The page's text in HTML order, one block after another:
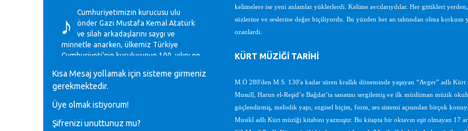
♪
Cumhuriyetimizin kurucusu ulu
önder Gazi Mustafa Kemal Atatürk
ve silah arkadaşlarını saygı ve
minnetle anarken, ülkemiz Türkiye
Cumhuriyeti’nin kuruluşunun 100. yılını en
Mavi Nota - 28.10.2023
Müzik Bölümlerinin Eğitim
Kısa Mesaj yollamak için sisteme girmeniz
gerekmektedir.
Üye olmak istiyorum!
Şifrenizi unuttunuz mu?
kelimelere ise yeni anlamlar yüklerlerdi. Kelime avcılarıydılar. Her gittikleri
sözlerine ve seslerine değer biçiliyordu. Bu yüzden her an tahtından olma
ozanlardı.
KÜRT MÜZİĞİ TARİHİ
M.Ö 280'den M.S. 130'a kadar süren krallık döneminde yaşayan “Avger” adlı
Musulî, Harun el-Reşid’e Bağdat’ta sanatını sergilemiş ve ilk müslüman müzik
güçlendirmiş, melodik yapı, ezgisel biçim, form, ses sistemi açısından birçok
Musikî adlı Kürt müziği kitabını yazmıştır. Bu kitapta bir oktavın eşit olmayan